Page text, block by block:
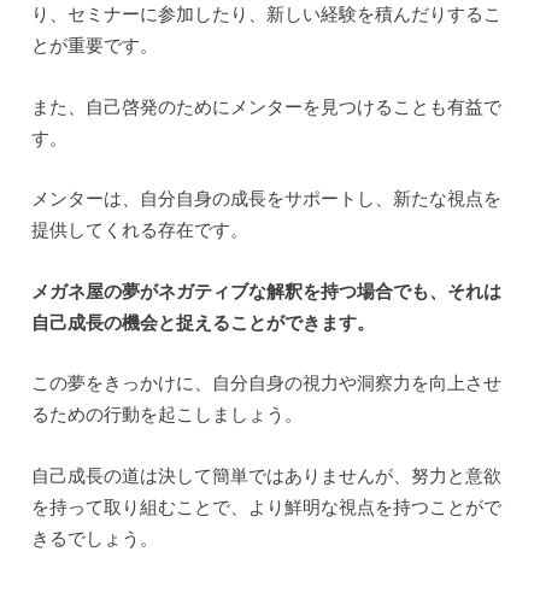
り、セミナーに参加したり、新しい経験を積んだりするこ
とが重要です。
また、自己啓発のためにメンターを見つけることも有益で
す。
メンターは、自分自身の成長をサポートし、新たな視点を
提供してくれる存在です。
メガネ屋の夢がネガティブな解釈を持つ場合でも、それは
自己成長の機会と捉えることができます。
この夢をきっかけに、自分自身の視力や洞察力を向上させ
るための行動を起こしましょう。
自己成長の道は決して簡単ではありませんが、努力と意欲
を持って取り組むことで、より鮮明な視点を持つことがで
きるでしょう。